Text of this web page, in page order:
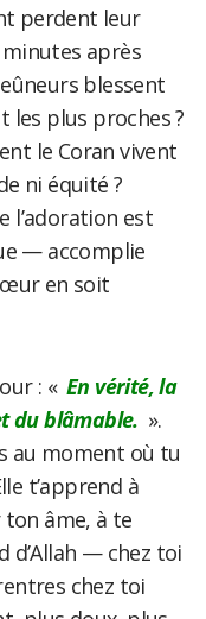
perdent leur
après
blessent
les plus proches ?
le Coran vivent
ni équité ?
l’adoration est
— accomplie
en soit
: « En vérité, la
du blâmable. ».
au moment où tu
t’apprend à
âme, à te
d’Allah — chez toi
chez toi